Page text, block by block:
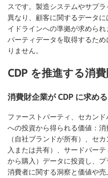
スです。製造システムやサプ
異なり、顧客に関するデータ
イドラインへの準拠が求めら
パーティデータを取得するた
りません。
CDP を推進する消
消費財企業が CDP に求め
ファーストパーティ、セカン
への投資から得られる価値： 消
（自社ブランドが所有）、セ
入または共有）、サードパー
から購入）データに投資し、
消費者に関する洞察と価値や